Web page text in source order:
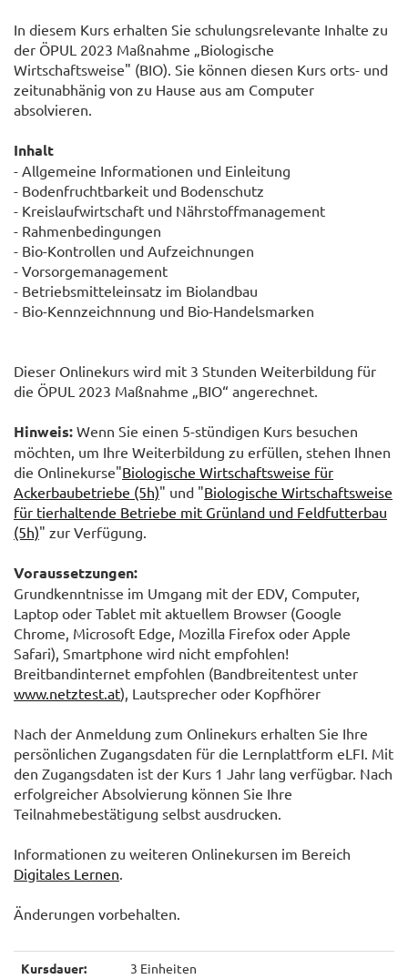
In diesem Kurs erhalten Sie schulungsrelevante Inhalte zu
der ÖPUL 2023 Maßnahme „Biologische
Wirtschaftsweise" (BIO). Sie können diesen Kurs orts- und
zeitunabhänig von zu Hause aus am Computer
absolvieren.
Inhalt
- Allgemeine Informationen und Einleitung
- Bodenfruchtbarkeit und Bodenschutz
- Kreislaufwirtschaft und Nährstoffmanagement
- Rahmenbedingungen
- Bio-Kontrollen und Aufzeichnungen
- Vorsorgemanagement
- Betriebsmitteleinsatz im Biolandbau
- Bio-Kennzeichnnung und Bio-Handelsmarken
Dieser Onlinekurs wird mit 3 Stunden Weiterbildung für
die ÖPUL 2023 Maßnahme „BIO“ angerechnet.
Hinweis: Wenn Sie einen 5-stündigen Kurs besuchen
möchten, um Ihre Weiterbildung zu erfüllen, stehen Ihnen
die Onlinekurse"Biologische Wirtschaftsweise für
Ackerbaubetriebe (5h)" und "Biologische Wirtschaftsweise
für tierhaltende Betriebe mit Grünland und Feldfutterbau
(5h)" zur Verfügung.
Voraussetzungen:
Grundkenntnisse im Umgang mit der EDV, Computer,
Laptop oder Tablet mit aktuellem Browser (Google
Chrome, Microsoft Edge, Mozilla Firefox oder Apple
Safari), Smartphone wird nicht empfohlen!
Breitbandinternet empfohlen (Bandbreitentest unter
www.netztest.at), Lautsprecher oder Kopfhörer
Nach der Anmeldung zum Onlinekurs erhalten Sie Ihre
persönlichen Zugangsdaten für die Lernplattform eLFI. Mit
den Zugangsdaten ist der Kurs 1 Jahr lang verfügbar. Nach
erfolgreicher Absolvierung können Sie Ihre
Teilnahmebestätigung selbst ausdrucken.
Informationen zu weiteren Onlinekursen im Bereich
Digitales Lernen.
Änderungen vorbehalten.
Kursdauer: 3 Einheiten